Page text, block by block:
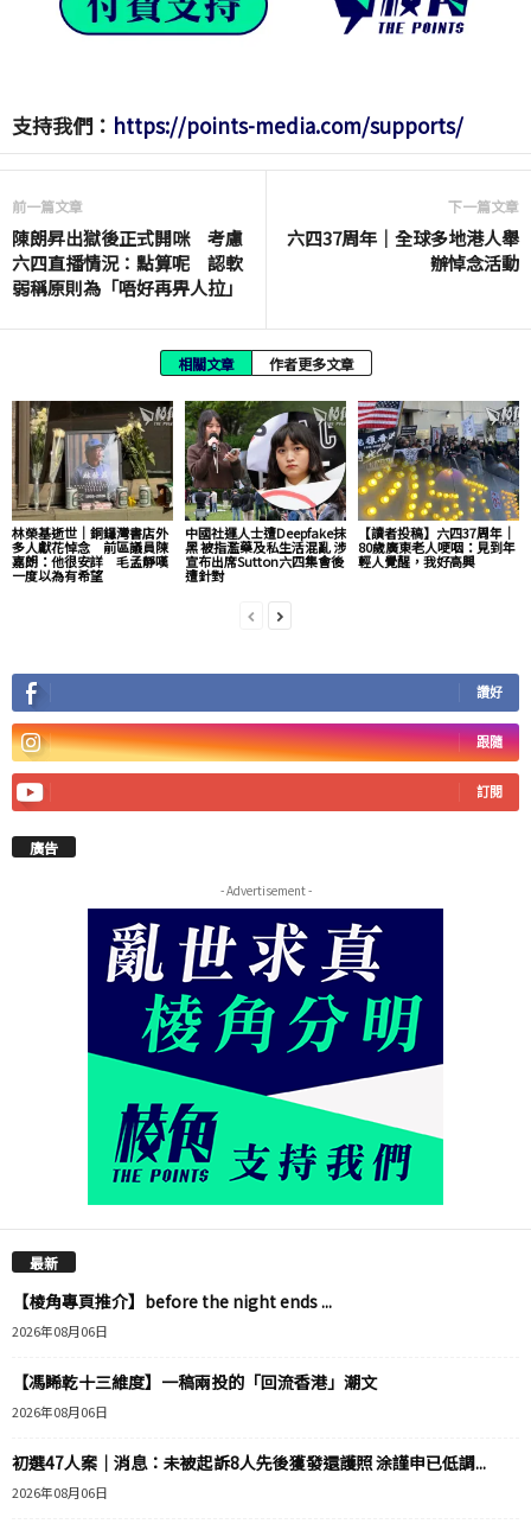
支持我們： https://points-media.com/supports/
前一篇文章
陳朗昇出獄後正式開咪 考慮
六四直播情況：點算呢 認軟
弱稱原則為「唔好再畀人拉」
下一篇文章
六四37周年｜全球多地港人舉
辦悼念活動
相關文章 作者更多文章
林榮基逝世｜銅鑼灣書店外
多人獻花悼念 前區議員陳
嘉朗：他很安詳 毛孟靜嘆
一度以為有希望
中國社運人士遭Deepfake抹
黑 被指濫藥及私生活混亂 涉
宣布出席Sutton六四集會後
遭針對
【讀者投稿】六四37周年｜
80歲廣東老人哽咽：見到年
輕人覺醒，我好高興
讚好
跟隨
訂閱
廣告
- Advertisement -
最新
【棱角專頁推介】before the night ends ...
2026年08月06日
【馮睎乾十三維度】一稿兩投的「回流香港」潮文
2026年08月06日
初選47人案｜消息：未被起訴8人先後獲發還護照 涂謹申已低調...
2026年08月06日